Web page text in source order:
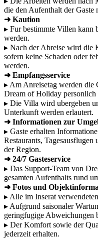
die den Aufenthalt der Gaste
➜ Kaution
▸ Fur bestimmte Villen kann
werden.
▸ Nach der Abreise wird die
sofern keine Schaden oder
werden.
➜ Empfangsservice
▸ Am Anreisetag werden die
Dream of Holiday personlich
▸ Die Villa wird ubergeben
Unterkunft werden erlautert.
➜ Informationen zur
▸ Gaste erhalten
Restaurants,
der Region.
➜ 24/7 Gasteservice
▸ Das Support-Team von
gesamten Aufenthalts rund
➜ Fotos und
▸ Alle im Inserat
▸ Aufgrund saisonaler
geringfugige Abweichungen
▸ Der Komfort sowie der
jederzeit erhalten.